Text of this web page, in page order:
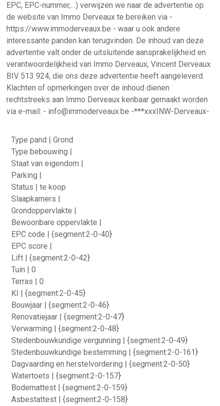
EPC, EPC-nummer,…) verwijzen we naar de advertentie op
de website van Immo Derveaux te bereiken via -
https://www.immoderveaux.be - waar u ook andere
interessante panden kan terugvinden. De inhoud van deze
advertentie valt onder de uitsluitende aansprakelijkheid en
verantwoordelijkheid van Immo Derveaux, Vincent Derveaux
BIV 513 924, die ons deze advertentie heeft aangeleverd.
Klachten of opmerkingen over de inhoud dienen
rechtstreeks aan Immo Derveaux kenbaar gemaakt worden
via e-mail: - info@immoderveaux.be -***xxxINW-Derveaux-
Type pand | Grond
Type bebouwing |
Staat van eigendom |
Parking |
Status | te koop
Slaapkamers |
Grondoppervlakte |
Bewoonbare oppervlakte |
EPC code | {segment:2-0-40}
EPC score |
Lift | {segment:2-0-42}
Tuin | 0
Terras | 0
KI | {segment:2-0-45}
Bouwjaar | {segment:2-0-46}
Renovatiejaar | {segment:2-0-47}
Verwarming | {segment:2-0-48}
Stedenbouwkundige vergunning | {segment:2-0-49}
Stedenbouwkundige bestemming | {segment:2-0-161}
Dagvaarding en herstelvordering | {segment:2-0-50}
Watertoets | {segment:2-0-157}
Bodemattest | {segment:2-0-159}
Asbestattest | {segment:2-0-158}